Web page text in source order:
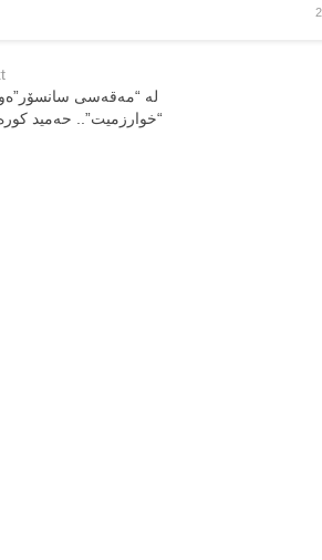
لە “مەقەسی
“خوارزمیت”.. حەمید